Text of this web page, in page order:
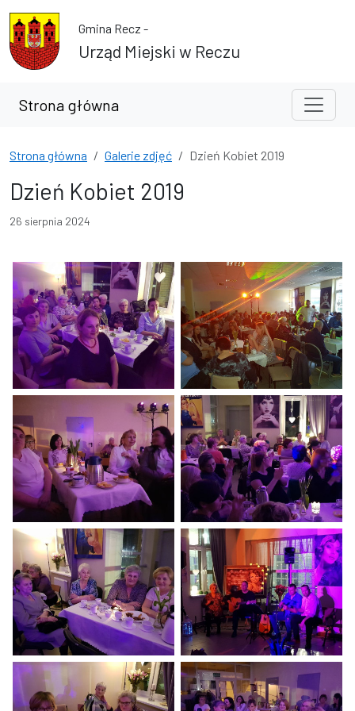
Przejdź do treści
Przejdź do wyszukiwarki
Gmina Recz -
Urząd Miejski w Reczu
Strona główna
Strona główna Galerie zdjęć Dzień Kobiet 2019
Dzień Kobiet 2019
26 sierpnia 2024
Dzień Kobiet 2019 Dzień Kobiet 2019
Dzień Kobiet 2019 Dzień Kobiet 2019
Dzień Kobiet 2019 Dzień Kobiet 2019